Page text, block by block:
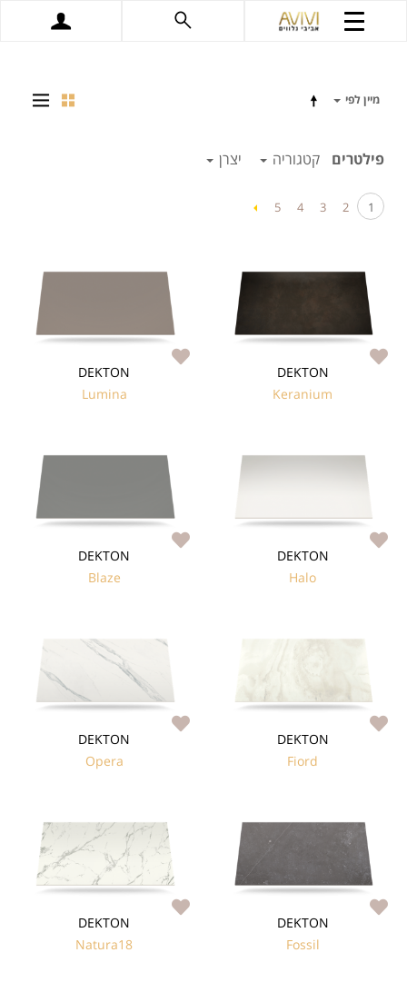
מיין לפי
פילטרים קטגוריה יצרן
1
2
3
4
5
DEKTON
Keranium
DEKTON
Lumina
DEKTON
Halo
DEKTON
Blaze
DEKTON
Fiord
DEKTON
Opera
DEKTON
Fossil
DEKTON
Natura18